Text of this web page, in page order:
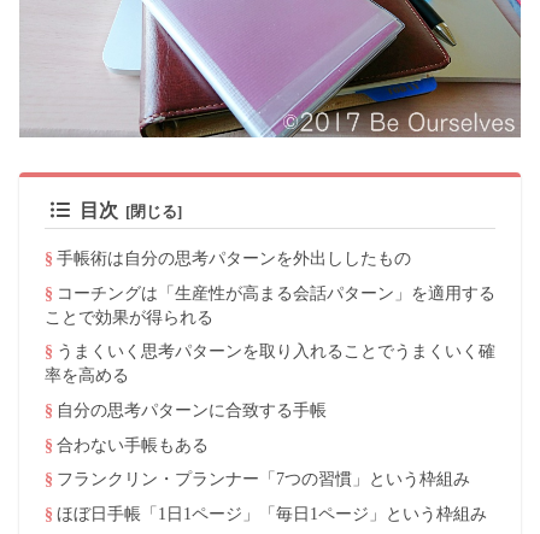
目次
手帳術は自分の思考パターンを外出ししたもの
コーチングは「生産性が高まる会話パターン」を適用する
ことで効果が得られる
うまくいく思考パターンを取り入れることでうまくいく確
率を高める
自分の思考パターンに合致する手帳
合わない手帳もある
フランクリン・プランナー「7つの習慣」という枠組み
ほぼ日手帳「1日1ページ」「毎日1ページ」という枠組み